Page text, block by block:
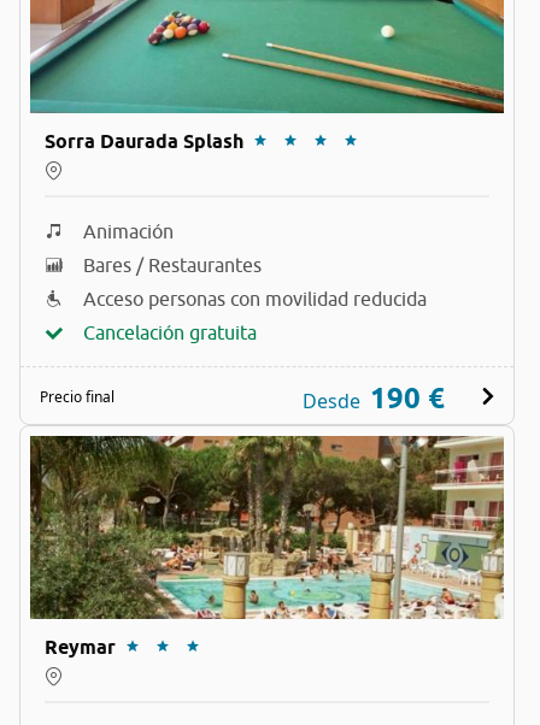
Sorra Daurada Splash
Animación
Bares / Restaurantes
Acceso personas con movilidad reducida
Cancelación gratuita
Precio final Desde 190 €
Reymar